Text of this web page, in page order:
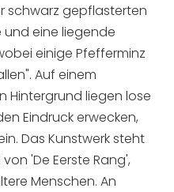
schwarz gepflasterten
und eine liegende
einige Pfefferminz
Auf einem
Hintergrund liegen lose
Eindruck erwecken,
Das Kunstwerk steht
'De Eerste Rang',
Menschen. An